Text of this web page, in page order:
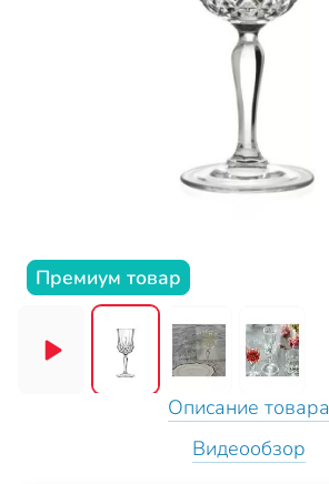
Премиум товар
Описание товара
Видеообзор